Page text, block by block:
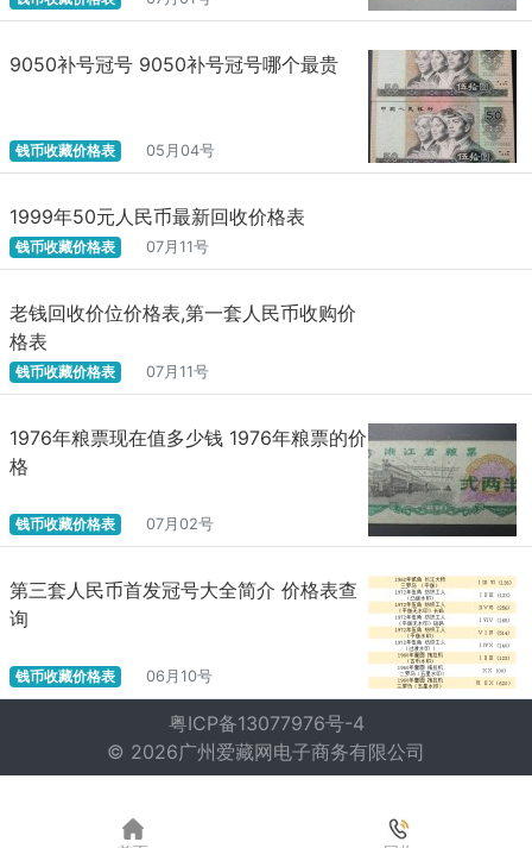
9050补号冠号 9050补号冠号哪个最贵
钱币收藏价格表 05月04号
1999年50元人民币最新回收价格表
钱币收藏价格表 07月11号
老钱回收价位价格表,第一套人民币收购价
格表
钱币收藏价格表 07月11号
1976年粮票现在值多少钱 1976年粮票的价
格
钱币收藏价格表 07月02号
第三套人民币首发冠号大全简介 价格表查
询
钱币收藏价格表 06月10号
粤ICP备13077976号-4
© 2026广州爱藏网电子商务有限公司